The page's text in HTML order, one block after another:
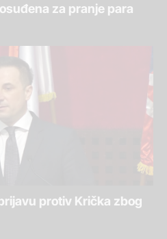
za pranje para
protiv Krička zbog